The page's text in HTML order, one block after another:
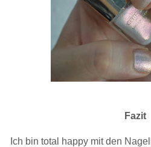
Fazit
Ich bin total happy mit den